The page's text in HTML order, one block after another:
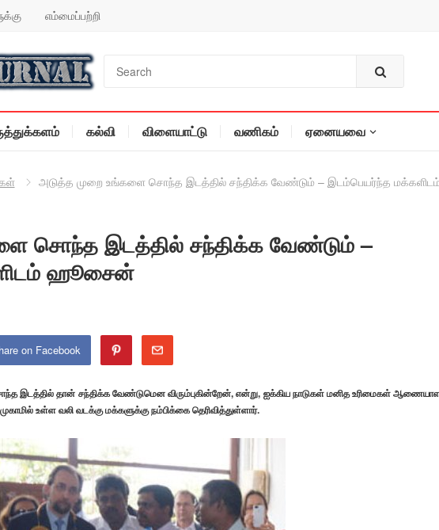
எம்மைப்பற்றி
கல்வி விளையாட்டு வணிகம் ஏனையவை
அடுத்த முறை உங்களை சொந்த இடத்தில் சந்திக்க வேண்டும் – இடம்பெயர்ந்த
சொந்த இடத்தில் சந்திக்க வேண்டும் –
ஹூசைன்
on Facebook
இடத்தில் தான் சந்திக்க வேண்டுமென விரும்புகின்றேன், என்று, ஐக்கிய நாடுகள் மனித உரிமைகள்
உள்ள வலி வடக்கு மக்களுக்கு நம்பிக்கை தெரிவித்துள்ளார்.